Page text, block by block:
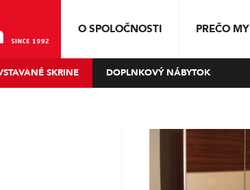
O SPOLOČNOSTI PREČO MY
SKRINE DOPLNKOVÝ NÁBYTOK